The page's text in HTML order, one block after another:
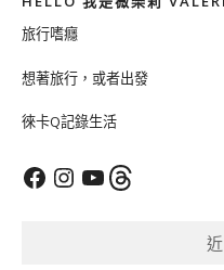
旅行嗜癮
想著旅行，或者出發
徠卡Q記錄生活
FacebookInstagram
YouTubeThreads